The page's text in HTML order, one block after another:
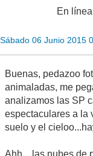
En línea
Sábado 06 Junio 2015
Buenas, pedazoo
animaladas, me
analizamos las SP
espectaculares a la
suelo y el
Ahh... las nubes de